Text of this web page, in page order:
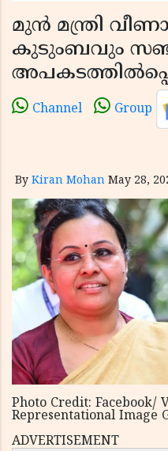
മുൻ മന്ത്രി
കുടുംബവും
Channel Group
By Kiran Mohan May 28,
Photo Credit: Facebook/
Representational Image
ADVERTISEMENT